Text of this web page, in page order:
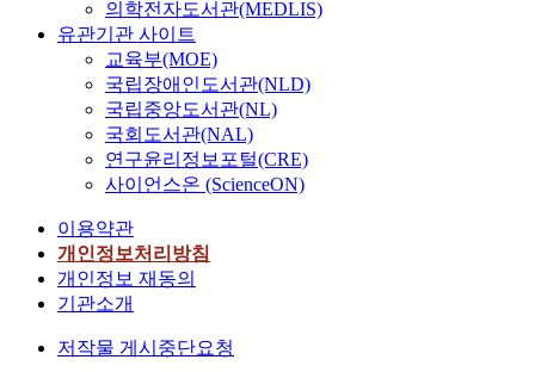
의학전자도서관(MEDLIS)
유관기관 사이트
교육부(MOE)
국립장애인도서관(NLD)
국립중앙도서관(NL)
국회도서관(NAL)
연구윤리정보포털(CRE)
사이언스온 (ScienceON)
이용약관
개인정보처리방침
개인정보 재동의
기관소개
저작물 게시중단요청